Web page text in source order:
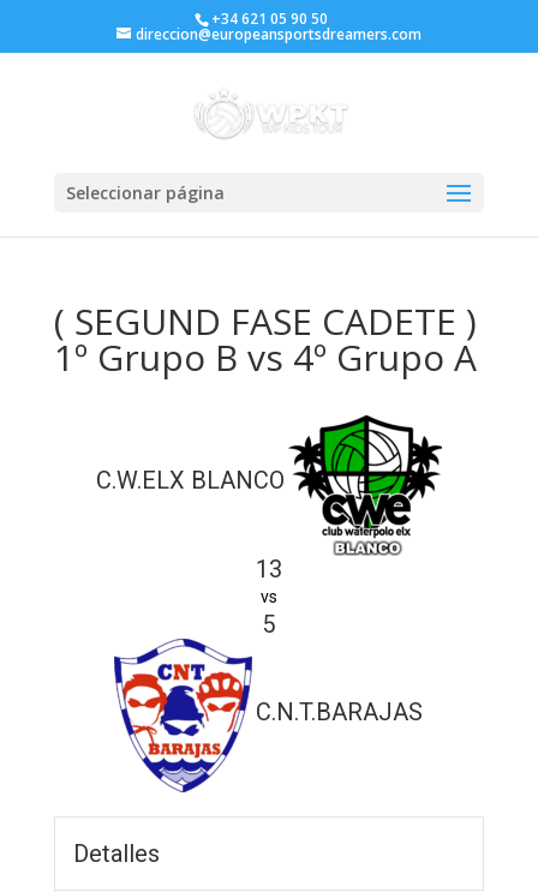
+34 621 05 90 50
direccion@europeansportsdreamers.com
Seleccionar página
( SEGUND FASE CADETE )
1º Grupo B vs 4º Grupo A
C.W.ELX BLANCO
13
vs
5
C.N.T.BARAJAS
Detalles